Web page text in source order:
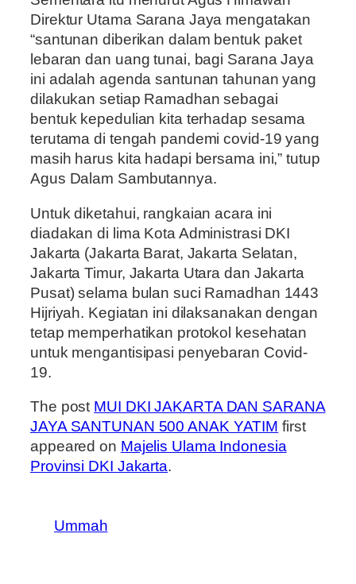
Direktur Utama Sarana Jaya mengatakan
“santunan diberikan dalam bentuk paket
lebaran dan uang tunai, bagi Sarana Jaya
ini adalah agenda santunan tahunan yang
dilakukan setiap Ramadhan sebagai
bentuk kepedulian kita terhadap sesama
terutama di tengah pandemi covid-19 yang
masih harus kita hadapi bersama ini,” tutup
Agus Dalam Sambutannya.
Untuk diketahui, rangkaian acara ini
diadakan di lima Kota Administrasi DKI
Jakarta (Jakarta Barat, Jakarta Selatan,
Jakarta Timur, Jakarta Utara dan Jakarta
Pusat) selama bulan suci Ramadhan 1443
Hijriyah. Kegiatan ini dilaksanakan dengan
tetap memperhatikan protokol kesehatan
untuk mengantisipasi penyebaran Covid-
19.
The post MUI DKI JAKARTA DAN SARANA
JAYA SANTUNAN 500 ANAK YATIM first
appeared on Majelis Ulama Indonesia
Provinsi DKI Jakarta.
Ummah